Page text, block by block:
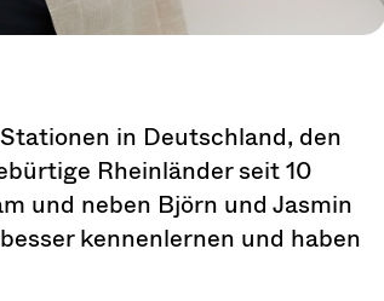
in Deutschland, den
Rheinländer seit 10
und neben Björn und Jasmin
kennenlernen und haben